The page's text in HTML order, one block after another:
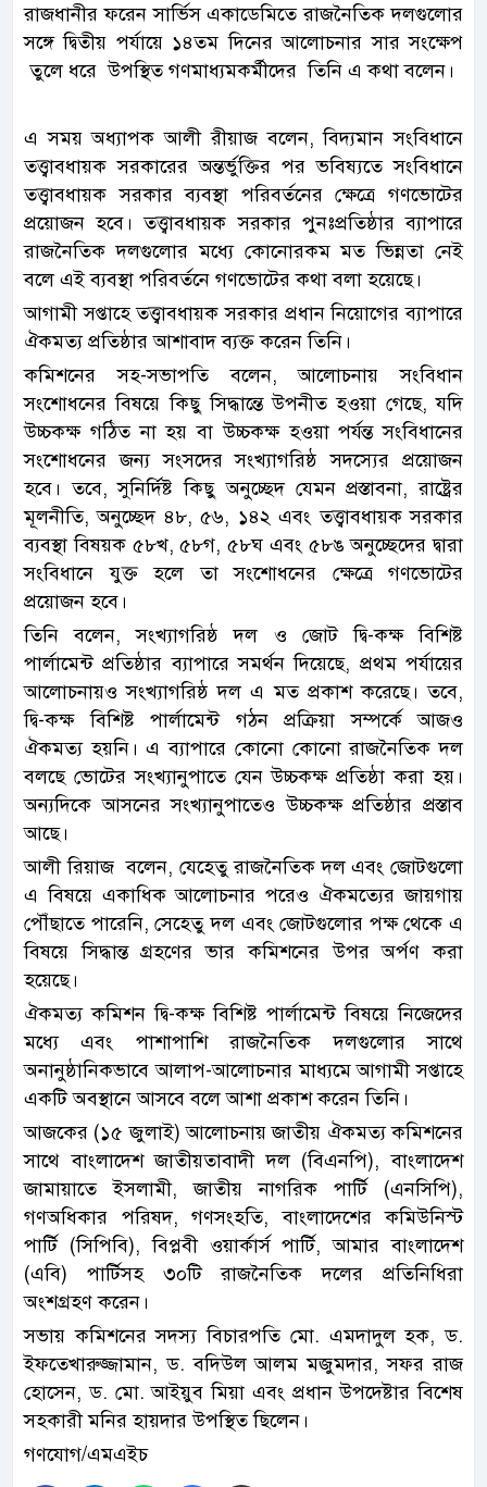
রাজধানীর ফরেন সার্ভিস একাডেমিতে রাজনৈতিক দলগুলোর
সঙ্গে দ্বিতীয় পর্যায়ে ১৪তম দিনের আলোচনার সার সংক্ষেপ
তুলে ধরে উপস্থিত গণমাধ্যমকর্মীদের তিনি এ কথা বলেন।
এ সময় অধ্যাপক আলী রীয়াজ বলেন, বিদ্যমান সংবিধানে
তত্ত্বাবধায়ক সরকারের অন্তর্ভুক্তির পর ভবিষ্যতে সংবিধানে
তত্ত্বাবধায়ক সরকার ব্যবস্থা পরিবর্তনের ক্ষেত্রে গণভোটের
প্রয়োজন হবে। তত্ত্বাবধায়ক সরকার পুনঃপ্রতিষ্ঠার ব্যাপারে
রাজনৈতিক দলগুলোর মধ্যে কোনোরকম মত ভিন্নতা নেই
বলে এই ব্যবস্থা পরিবর্তনে গণভোটের কথা বলা হয়েছে।
আগামী সপ্তাহে তত্ত্বাবধায়ক সরকার প্রধান নিয়োগের ব্যাপারে
ঐকমত্য প্রতিষ্ঠার আশাবাদ ব্যক্ত করেন তিনি।
কমিশনের সহ-সভাপতি বলেন, আলোচনায় সংবিধান
সংশোধনের বিষয়ে কিছু সিদ্ধান্তে উপনীত হওয়া গেছে, যদি
উচ্চকক্ষ গঠিত না হয় বা উচ্চকক্ষ হওয়া পর্যন্ত সংবিধানের
সংশোধনের জন্য সংসদের সংখ্যাগরিষ্ঠ সদস্যের প্রয়োজন
হবে। তবে, সুনির্দিষ্ট কিছু অনুচ্ছেদ যেমন প্রস্তাবনা, রাষ্ট্রের
মূলনীতি, অনুচ্ছেদ ৪৮, ৫৬, ১৪২ এবং তত্ত্বাবধায়ক সরকার
ব্যবস্থা বিষয়ক ৫৮খ, ৫৮গ, ৫৮ঘ এবং ৫৮ঙ অনুচ্ছেদের দ্বারা
সংবিধানে যুক্ত হলে তা সংশোধনের ক্ষেত্রে গণভোটের
প্রয়োজন হবে।
তিনি বলেন, সংখ্যাগরিষ্ঠ দল ও জোট দ্বি-কক্ষ বিশিষ্ট
পার্লামেন্ট প্রতিষ্ঠার ব্যাপারে সমর্থন দিয়েছে, প্রথম পর্যায়ের
আলোচনায়ও সংখ্যাগরিষ্ঠ দল এ মত প্রকাশ করেছে। তবে,
দ্বি-কক্ষ বিশিষ্ট পার্লামেন্ট গঠন প্রক্রিয়া সম্পর্কে আজও
ঐকমত্য হয়নি। এ ব্যাপারে কোনো কোনো রাজনৈতিক দল
বলছে ভোটের সংখ্যানুপাতে যেন উচ্চকক্ষ প্রতিষ্ঠা করা হয়।
অন্যদিকে আসনের সংখ্যানুপাতেও উচ্চকক্ষ প্রতিষ্ঠার প্রস্তাব
আছে।
আলী রিয়াজ বলেন, যেহেতু রাজনৈতিক দল এবং জোটগুলো
এ বিষয়ে একাধিক আলোচনার পরেও ঐকমত্যের জায়গায়
পৌঁছাতে পারেনি, সেহেতু দল এবং জোটগুলোর পক্ষ থেকে এ
বিষয়ে সিদ্ধান্ত গ্রহণের ভার কমিশনের উপর অর্পণ করা
হয়েছে।
ঐকমত্য কমিশন দ্বি-কক্ষ বিশিষ্ট পার্লামেন্ট বিষয়ে নিজেদের
মধ্যে এবং পাশাপাশি রাজনৈতিক দলগুলোর সাথে
অনানুষ্ঠানিকভাবে আলাপ-আলোচনার মাধ্যমে আগামী সপ্তাহে
একটি অবস্থানে আসবে বলে আশা প্রকাশ করেন তিনি।
আজকের (১৫ জুলাই) আলোচনায় জাতীয় ঐকমত্য কমিশনের
সাথে বাংলাদেশ জাতীয়তাবাদী দল (বিএনপি), বাংলাদেশ
জামায়াতে ইসলামী, জাতীয় নাগরিক পার্টি (এনসিপি),
গণঅধিকার পরিষদ, গণসংহতি, বাংলাদেশের কমিউনিস্ট
পার্টি (সিপিবি), বিপ্লবী ওয়ার্কার্স পার্টি, আমার বাংলাদেশ
(এবি) পার্টিসহ ৩০টি রাজনৈতিক দলের প্রতিনিধিরা
অংশগ্রহণ করেন।
সভায় কমিশনের সদস্য বিচারপতি মো. এমদাদুল হক, ড.
ইফতেখারুজ্জামান, ড. বদিউল আলম মজুমদার, সফর রাজ
হোসেন, ড. মো. আইয়ুব মিয়া এবং প্রধান উপদেষ্টার বিশেষ
সহকারী মনির হায়দার উপস্থিত ছিলেন।
গণযোগ/এমএইচ